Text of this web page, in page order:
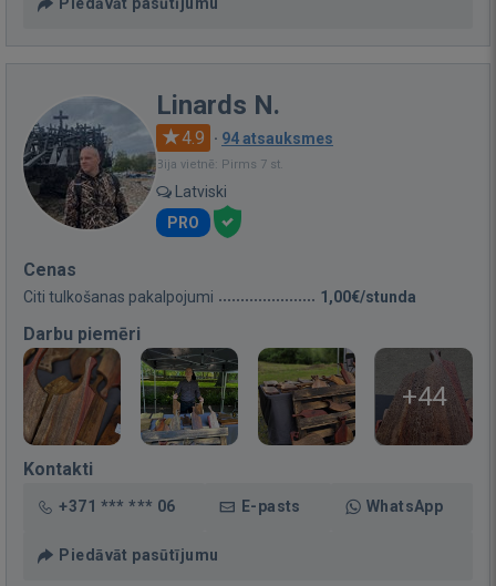
Linards N.
4.9 · 94 atsauksmes
Bija vietnē: Pirms 7 st.
Latviski
PRO
Cenas
Citi tulkošanas pakalpojumi 1,00€/stunda
Darbu piemēri
+44
Kontakti
+371 *** *** 06 E-pasts WhatsApp
Piedāvāt pasūtījumu